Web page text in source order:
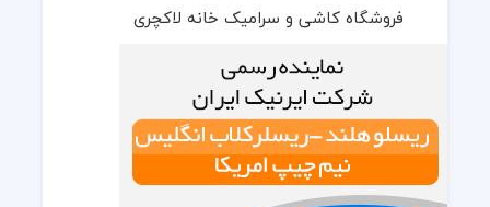
فروشگاه کاشی و سرامیک خانه لاکچری